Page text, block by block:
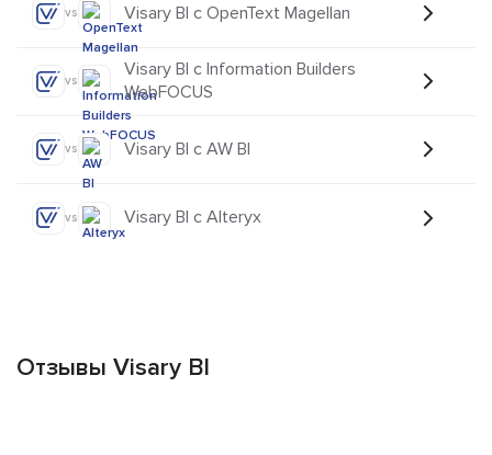
vs Visary BI с OpenText Magellan
vs
Visary BI с Information Builders
WebFOCUS
vs Visary BI с AW BI
vs Visary BI с Alteryx
Отзывы Visary BI